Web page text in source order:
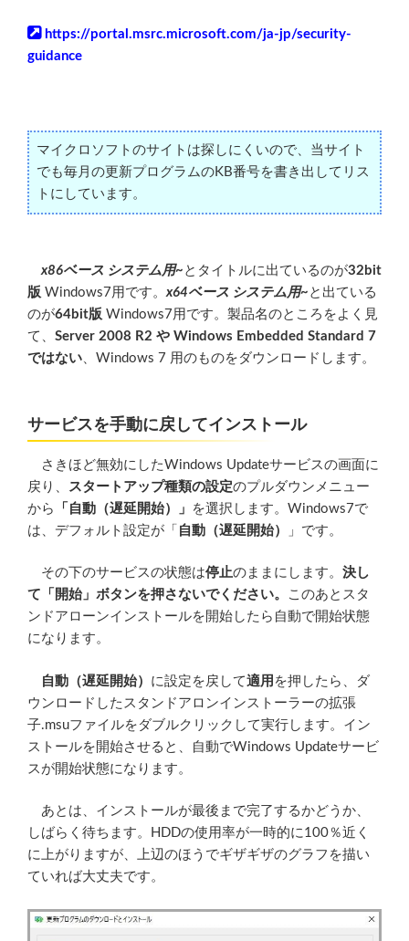
https://portal.msrc.microsoft.com/ja-jp/security-
guidance
マイクロソフトのサイトは探しにくいので、当サイト
でも毎月の更新プログラムのKB番号を書き出してリス
トにしています。
x86ベース システム用~ とタイトルに出ているのが32bit
版 Windows7用です。 x64ベース システム用~ と出ている
のが64bit版 Windows7用です。製品名のところをよく見
て、 Server 2008 R2 や Windows Embedded Standard 7
ではない 、Windows 7 用のものをダウンロードします。
サービスを手動に戻してインストール
さきほど無効にしたWindows Updateサービスの画面に
戻り、
スタートアップ種類の設定のプルダウンメニュー
から
「自動（遅延開始）」
を選択します。Windows7で
は、デフォルト設定が「 自動（遅延開始） 」です。
その下のサービスの状態は停止のままにします。 決し
て「開始」ボタンを押さないでください。
このあとスタ
ンドアローンインストールを開始したら自動で開始状態
になります。
自動（遅延開始） に設定を戻して適用 を押したら、ダ
ウンロードしたスタンドアロンインストーラーの拡張
子.msuファイルをダブルクリックして実行します。イン
ストールを開始させると、自動でWindows Updateサービ
スが開始状態になります。
あとは、インストールが最後まで完了するかどうか、
しばらく待ちます。HDDの使用率が一時的に100％近く
に上がりますが、上辺のほうでギザギザのグラフを描い
ていれば大丈夫です。